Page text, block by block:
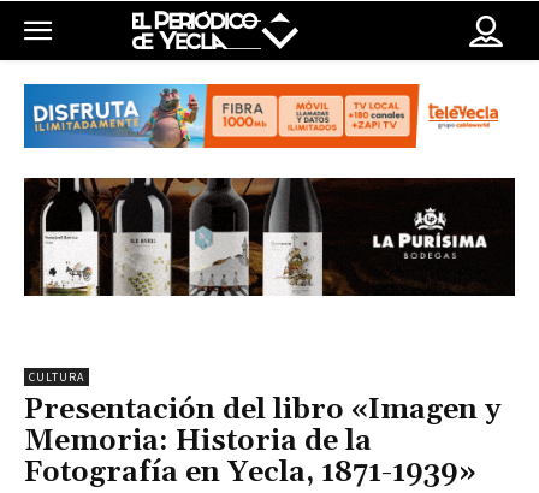
CULTURA
Presentación del libro «Imagen y
Memoria: Historia de la
Fotografía en Yecla, 1871-1939»